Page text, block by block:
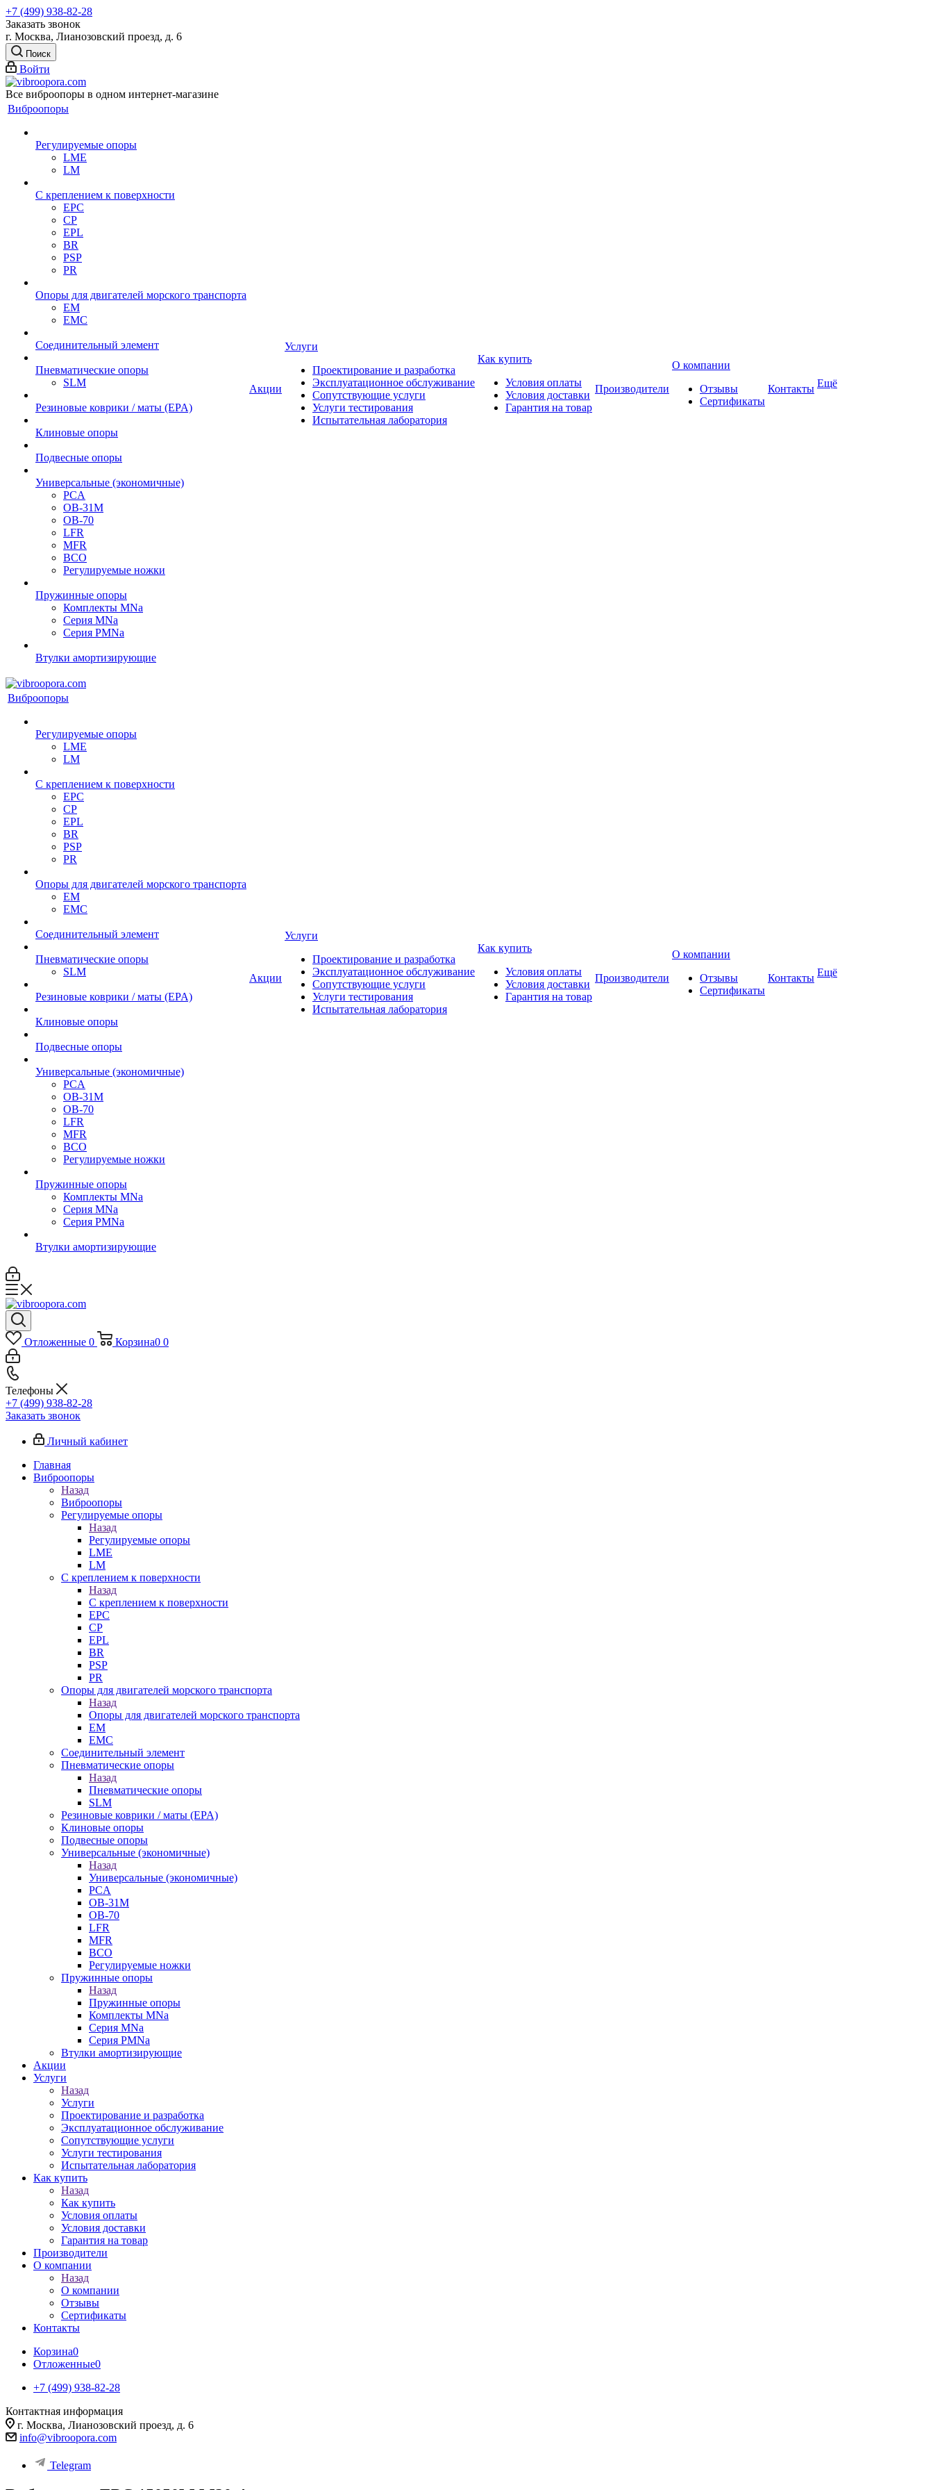
+7 (499) 938-82-28
Заказать звонок
г. Москва, Лианозовский проезд, д. 6
Поиск
Войти
Все виброопоры в одном интернет-магазине
Виброопоры
Регулируемые опоры
LME
LM
С креплением к поверхности
EPC
CP
EPL
BR
PSP
PR
Опоры для двигателей морского транспорта
EM
EMC
Cоединительный элемент
Пневматические опоры
SLM
Резиновые коврики / маты (EPA)
Клиновые опоры
Подвесные опоры
Универсальные (экономичные)
PCA
ОВ-31М
OB-70
LFR
MFR
ВСО
Регулируемые ножки
Пружинные опоры
Комплекты MNa
Серия MNa
Серия PMNa
Втулки амортизирующие
Акции
Услуги
Проектирование и разработка
Эксплуатационное обслуживание
Сопутствующие услуги
Услуги тестирования
Испытательная лаборатория
Как купить
Условия оплаты
Условия доставки
Гарантия на товар
Производители
О компании
Отзывы
Сертификаты
Контакты Ещё
Виброопоры
Регулируемые опоры
LME
LM
С креплением к поверхности
EPC
CP
EPL
BR
PSP
PR
Опоры для двигателей морского транспорта
EM
EMC
Cоединительный элемент
Пневматические опоры
SLM
Резиновые коврики / маты (EPA)
Клиновые опоры
Подвесные опоры
Универсальные (экономичные)
PCA
ОВ-31М
OB-70
LFR
MFR
ВСО
Регулируемые ножки
Пружинные опоры
Комплекты MNa
Серия MNa
Серия PMNa
Втулки амортизирующие
Акции
Услуги
Проектирование и разработка
Эксплуатационное обслуживание
Сопутствующие услуги
Услуги тестирования
Испытательная лаборатория
Как купить
Условия оплаты
Условия доставки
Гарантия на товар
Производители
О компании
Отзывы
Сертификаты
Контакты Ещё
Отложенные 0 Корзина0 0
Телефоны
+7 (499) 938-82-28
Заказать звонок
Личный кабинет
Главная
Виброопоры
Назад
Виброопоры
Регулируемые опоры
Назад
Регулируемые опоры
LME
LM
С креплением к поверхности
Назад
С креплением к поверхности
EPC
CP
EPL
BR
PSP
PR
Опоры для двигателей морского транспорта
Назад
Опоры для двигателей морского транспорта
EM
EMC
Cоединительный элемент
Пневматические опоры
Назад
Пневматические опоры
SLM
Резиновые коврики / маты (EPA)
Клиновые опоры
Подвесные опоры
Универсальные (экономичные)
Назад
Универсальные (экономичные)
PCA
ОВ-31М
OB-70
LFR
MFR
ВСО
Регулируемые ножки
Пружинные опоры
Назад
Пружинные опоры
Комплекты MNa
Серия MNa
Серия PMNa
Втулки амортизирующие
Акции
Услуги
Назад
Услуги
Проектирование и разработка
Эксплуатационное обслуживание
Сопутствующие услуги
Услуги тестирования
Испытательная лаборатория
Как купить
Назад
Как купить
Условия оплаты
Условия доставки
Гарантия на товар
Производители
О компании
Назад
О компании
Отзывы
Сертификаты
Контакты
Корзина0
Отложенные0
+7 (499) 938-82-28
Контактная информация
г. Москва, Лианозовский проезд, д. 6
info@vibroopora.com
Telegram